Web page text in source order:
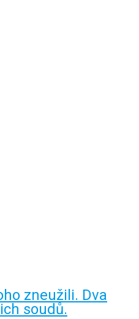
zneužili. Dva
soudů.